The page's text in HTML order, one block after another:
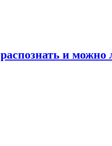
и можно